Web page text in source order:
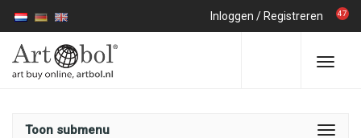
Inloggen / Registreren 47
Toon submenu